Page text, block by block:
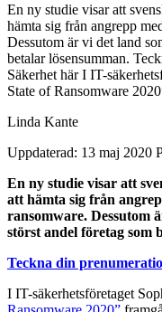
En ny studie visar att
hämta sig från angrepp
Dessutom är vi det land
betalar lösensumman.
Säkerhet här I IT-
State of Ransomware
Linda Kante
Uppdaterad: 13 maj 2020
En ny studie visar att
att hämta sig från
ransomware. Dessutom
störst andel företag som
Teckna din
I IT-säkerhetsföretaget